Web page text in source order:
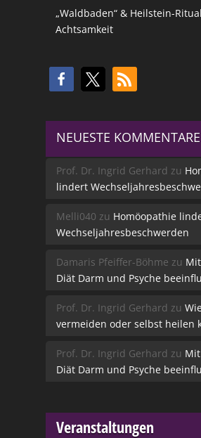
„Waldbaden“ & Heilstein-
Achtsamkeit
NEUESTE KOMMENTARE
Prof. Dr. Ingrid Gerhard zu
lindert
Melli040 zu Homöopathie
Wechseljahresbeschwerden
Damaris Pfeiffer-Böhme zu
Diät Darm und Psyche
Prof. Dr. Ingrid Gerhard zu
vermeiden oder selbst heilen
Prof. Dr. Ingrid Gerhard zu
Diät Darm und Psyche
Veranstaltungen